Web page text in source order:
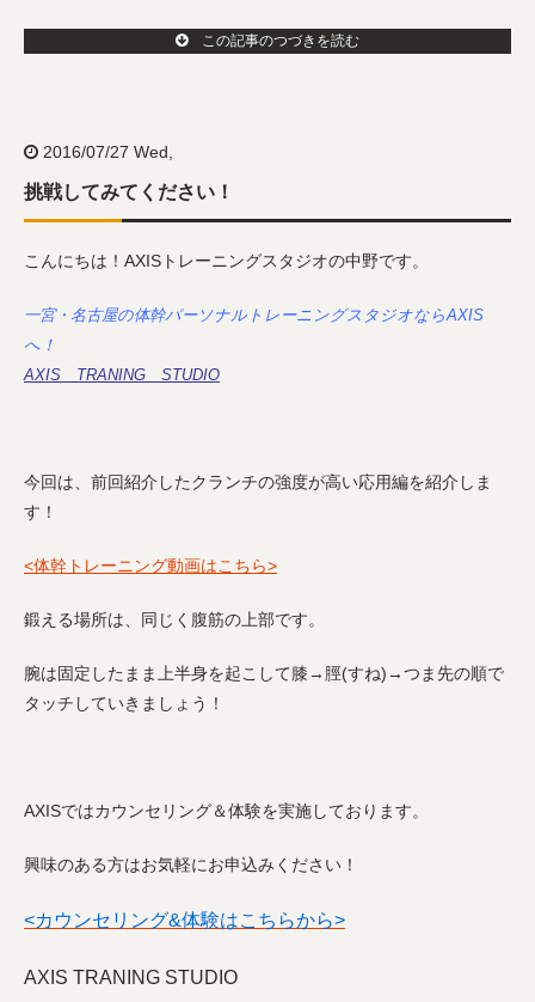
この記事のつづきを読む
2016/07/27 Wed,
挑戦してみてください！
こんにちは！AXISトレーニングスタジオの中野です。
一宮・名古屋の体幹パーソナルトレーニングスタジオならAXIS
へ！
AXIS TRANING STUDIO
今回は、前回紹介したクランチの強度が高い応用編を紹介しま
す！
<体幹トレーニング動画はこちら>
鍛える場所は、同じく腹筋の上部です。
腕は固定したまま上半身を起こして膝→脛(すね)→つま先の順で
タッチしていきましょう！
AXISではカウンセリング＆体験を実施しております。
興味のある方はお気軽にお申込みください！
<カウンセリング&体験はこちらから>
AXIS TRANING STUDIO